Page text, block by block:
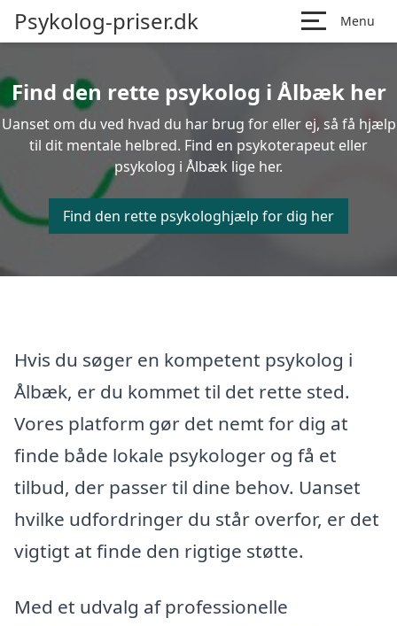
Psykolog-priser.dk Menu
Find den rette psykolog i Ålbæk her
Uanset om du ved hvad du har brug for eller ej, så få hjælp
til dit mentale helbred. Find en psykoterapeut eller
psykolog i Ålbæk lige her.
Find den rette psykologhjælp for dig her
Hvis du søger en kompetent psykolog i
Ålbæk, er du kommet til det rette sted.
Vores platform gør det nemt for dig at
finde både lokale psykologer og få et
tilbud, der passer til dine behov. Uanset
hvilke udfordringer du står overfor, er det
vigtigt at finde den rigtige støtte.
Med et udvalg af professionelle